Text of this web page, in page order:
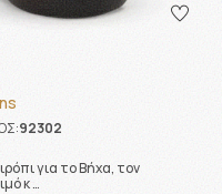
92302
για το Βήχα, τον
κ …